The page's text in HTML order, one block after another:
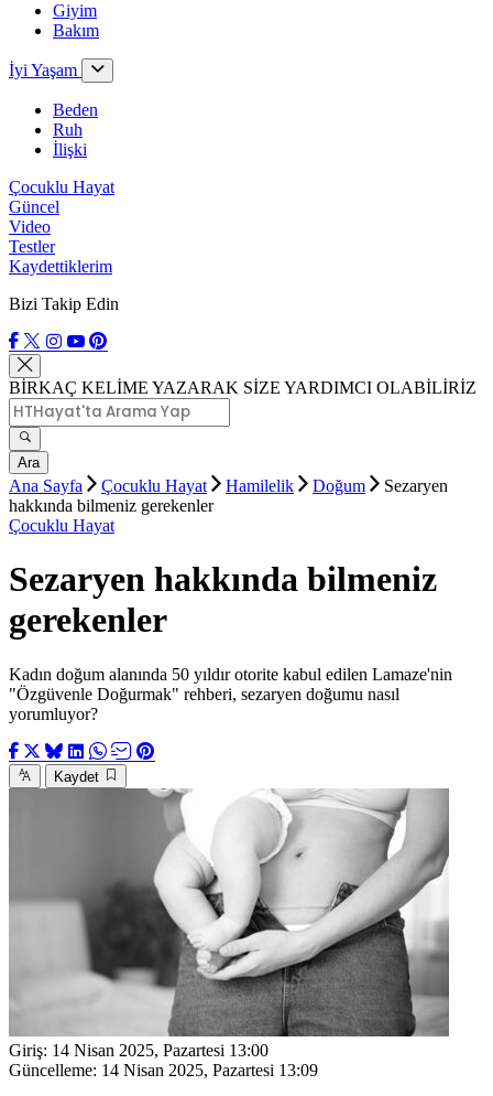
Giyim
Bakım
İyi Yaşam
Beden
Ruh
İlişki
Çocuklu Hayat
Güncel
Video
Testler
Kaydettiklerim
Bizi Takip Edin
BİRKAÇ KELİME YAZARAK SİZE YARDIMCI OLABİLİRİZ
Ara
Ana Sayfa Çocuklu Hayat Hamilelik Doğum
Sezaryen
hakkında bilmeniz gerekenler
Çocuklu Hayat
Sezaryen hakkında bilmeniz
gerekenler
Kadın doğum alanında 50 yıldır otorite kabul edilen Lamaze'nin
"Özgüvenle Doğurmak" rehberi, sezaryen doğumu nasıl
yorumluyor?
Kaydet
Giriş: 14 Nisan 2025, Pazartesi 13:00
Güncelleme: 14 Nisan 2025, Pazartesi 13:09